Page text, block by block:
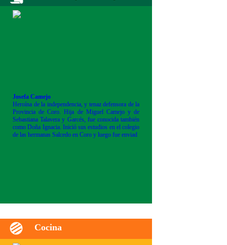
Josefa Camejo
Heroína de la independencia, y tenaz defensora de la
Provincia de Coro. Hija de Miguel Camejo y de
Sebastiana Talavera y Garcés, fue conocida también
como Doña Ignacia. Inició sus estudios en el colegio
de las hermanas Salcedo en Coro y luego fue enviad
Cocina